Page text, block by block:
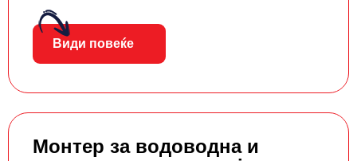
Види повеќе
Монтер за водоводна и